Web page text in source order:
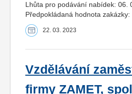
Lhůta pro podávání nabídek: 06.
Předpokládaná hodnota
22. 03. 2023
Vzdělávání
firmy ZAMET,